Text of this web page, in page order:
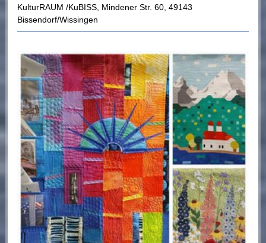
KulturRAUM /KuBISS, Mindener Str. 60, 49143
Bissendorf/Wissingen